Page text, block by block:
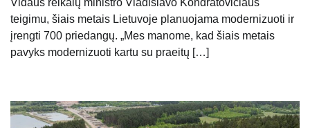
teigimu, šiais metais Lietuvoje planuojama modernizuoti ir
įrengti 700 priedangų. „Mes manome, kad šiais metais
pavyks modernizuoti kartu su praeitų […]